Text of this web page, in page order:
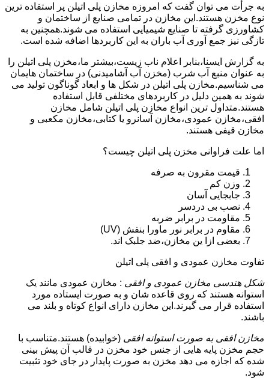
به جرأت می توان گفت که امروزه مخازن پلی اتیلن پر استفاده ترین
نوع مخزن هستند.این مخازن در تمامی صنایع از ساختمان و
کشاورزی گرفته تا صنایع شیمیایی استفاده می شوند.همچنین به
تازگی نیز جمع آوری آب باران به این کاربردها اضافه شده است.
به گزارش ایسنا،بنابر اعلام ناب زیست،بیشتر ما،مخزن پلی اتیلن را
به عنوان منبع آب شرب (مخزن آب آشامیدنی) در ساختمان هایمان
می شناسیم.مخازن پلی اتیلن در شکل ها و ابعاد گوناگون تولید می
شوند به همین دلیل در کاربردهای مختلفی قابل استفاده
هستند.متداول ترین انواع مخازن پلی اتیلن شامل مخازن
افقی،مخازن عمودی،مخازن آسانرو یا کتابی،مخازن مکعبی و
مخازن قیفی هستند.
اما علت فراوانی مخزن پلی اتیلن چیست؟
قیمت مقرون به صرفه
وزن کم
جابجایی آسان
نصب بی دردسر
مقاومت در برابر ضربه
مقاوم در برابر نور ماورا بنفش (UV)
بعضی ازا ین مخازن،ضد جلبک اند.
تفاوت مخازن عمودی و افقی پلی اتیلن
شکل هندسی مخازن عمودی و افقی : مخازن عمودی مانند یک
استوانه هستند که روی قاعده شان و به صورت ایستاده مورد
استفاده قرار می گیرند.این مخازن دارای انواع کوتاه و بلند می
باشند.
مخازن افقی به صورت استوانه افقی (خوابیده) هستند.متناسب با
حجم مخزن پایه هایی از جنس خود مخزن در قالب آن پیش بینی
شده که اجازه می دهد مخزن به صورت پایدار در جای خود تثبیت
شود.